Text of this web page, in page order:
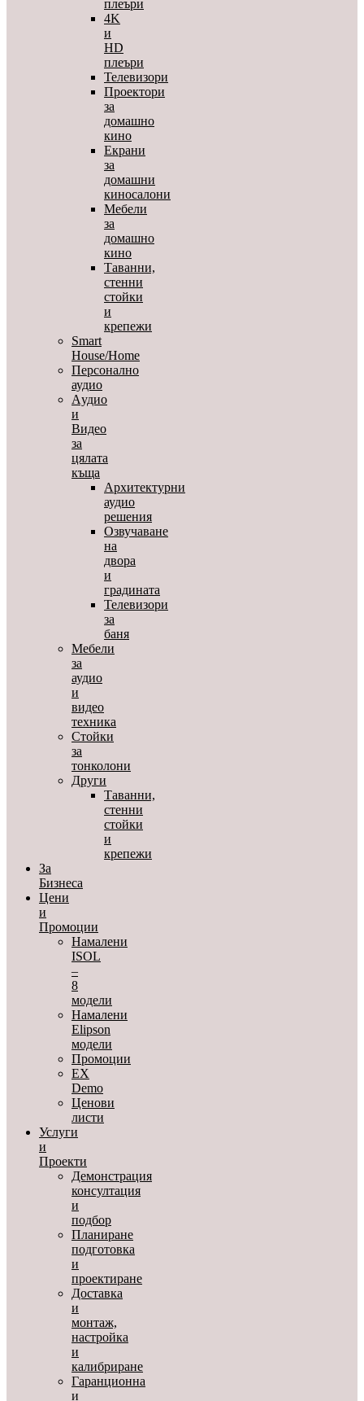
плеъри
4K
и
HD
плеъри
Телевизори
Проектори
за
домашно
кино
Екрани
за
домашни
киносалони
Мебели
за
домашно
кино
Таванни,
стенни
стойки
и
крепежи
Smart
House/Home
Персонално
аудио
Aудио
и
Видео
за
цялата
къща
Архитектурни
аудио
решения
Озвучаване
на
двора
и
градината
Телевизори
за
баня
Мебели
за
аудио
и
видео
техника
Стойки
за
тонколони
Други
Таванни,
стенни
стойки
и
крепежи
За
Бизнеса
Цени
и
Промоции
Намалени
ISOL
–
8
модели
Намалени
Elipson
модели
Промоции
EX
Demo
Ценови
листи
Услуги
и
Проекти
Демонстрация
консултация
и
подбор
Планиране
подготовка
и
проектиране
Доставка
и
монтаж,
настройка
и
калибриране
Гаранционна
и